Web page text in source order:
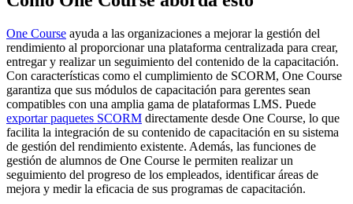
One Course ayuda a las organizaciones a mejorar la gestión del
rendimiento al proporcionar una plataforma centralizada para crear,
entregar y realizar un seguimiento del contenido de la capacitación.
Con características como el cumplimiento de SCORM, One Course
garantiza que sus módulos de capacitación para gerentes sean
compatibles con una amplia gama de plataformas LMS. Puede
exportar paquetes SCORM directamente desde One Course, lo que
facilita la integración de su contenido de capacitación en su sistema
de gestión del rendimiento existente. Además, las funciones de
gestión de alumnos de One Course le permiten realizar un
seguimiento del progreso de los empleados, identificar áreas de
mejora y medir la eficacia de sus programas de capacitación.